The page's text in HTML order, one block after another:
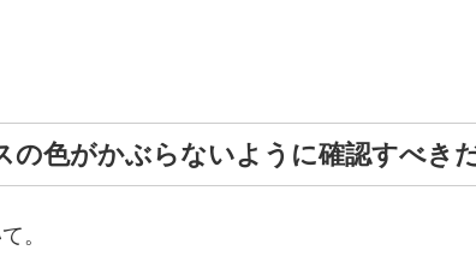
の色がかぶらないように確認すべき
。